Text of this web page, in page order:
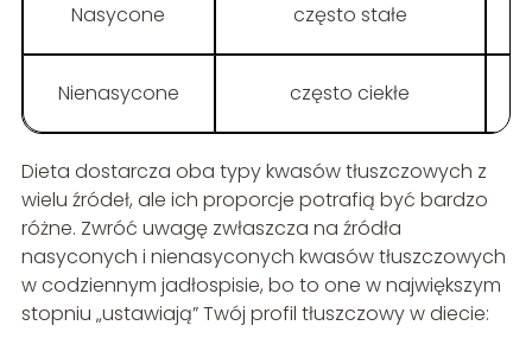
Nasycone często stałe
Nienasycone często ciekłe
Dieta dostarcza oba typy kwasów tłuszczowych z
wielu źródeł, ale ich proporcje potrafią być bardzo
różne. Zwróć uwagę zwłaszcza na źródła
nasyconych i nienasyconych kwasów tłuszczowych
w codziennym jadłospisie, bo to one w największym
stopniu „ustawiają” Twój profil tłuszczowy w diecie: